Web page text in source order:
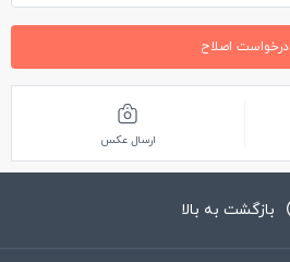
درخواست اصلاح
ارسال عکس
بازگشت به بالا